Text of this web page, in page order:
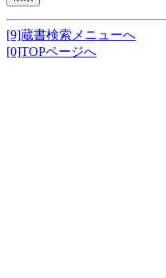
[9]蔵書検索メニューへ
[0]TOPページへ